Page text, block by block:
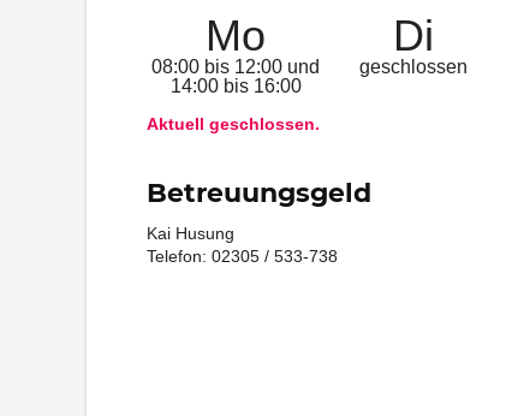
Mo
08:00 bis 12:00 und
14:00 bis 16:00
Di
geschlossen
Aktuell geschlossen.
Betreuungsgeld
Kai Husung
Telefon: 02305 / 533-738